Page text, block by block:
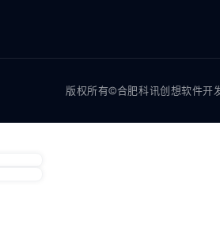
版权所有©合肥科讯创想软件开